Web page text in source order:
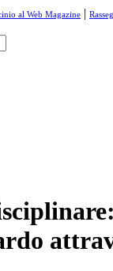
al Web Magazine |